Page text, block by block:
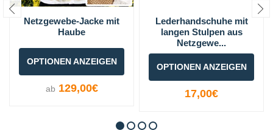
Netzgewebe-Jacke mit
Haube
OPTIONEN ANZEIGEN
ab 129,00€
Lederhandschuhe mit
langen Stulpen aus
Netzgewe...
OPTIONEN ANZEIGEN
17,00€